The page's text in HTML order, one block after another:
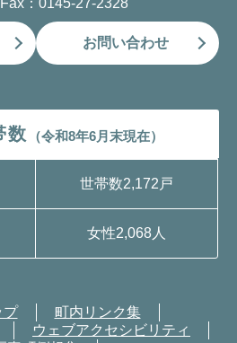
お問い合わせ
数 （令和8年6月末現在）
世帯数2,172戸
女性2,068人
プ
町内リンク集
ウェブアクセシビリティ